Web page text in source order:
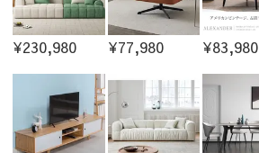
¥230,980 ¥77,980 ¥83,980